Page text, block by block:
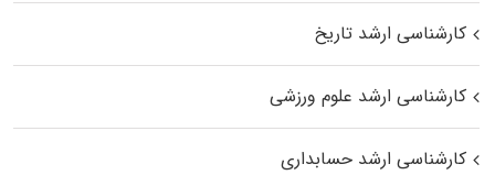
کارشناسی ارشد تاریخ
کارشناسی ارشد علوم ورزشی
کارشناسی ارشد حسابداری